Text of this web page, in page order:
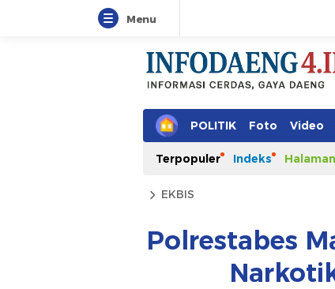
Menu
POLITIK Foto Video
Terpopuler Indeks
EKBIS
Polrestabes